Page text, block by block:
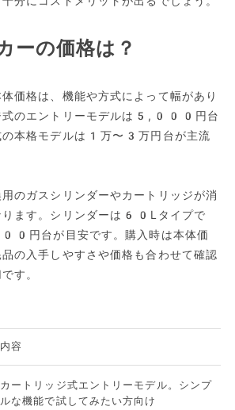
ーの価格は？
価格は、機能や方式によって幅があり
式のエントリーモデルは5,000円台
の本格モデルは1万〜3万円台が主流
のガスシリンダーやカートリッジが消
ります。シリンダーは60Lタイプで
が目安です。購入時は本体価
の入手しやすさや価格も合わせて確認
す。
内容
カートリッジ式エントリーモデル。シンプ
ルな機能で試してみたい方向け